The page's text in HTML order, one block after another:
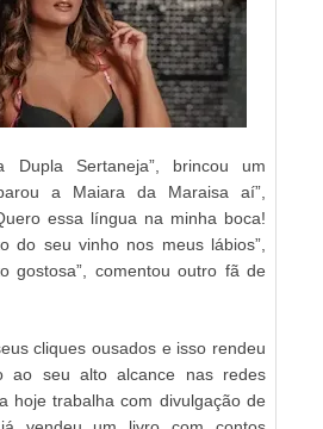
Dupla Sertaneja”, brincou um
a Maiara da Maraisa aí”,
essa língua na minha boca!
do seu vinho nos meus lábios”,
gostosa”, comentou outro fã de
cliques ousados e isso rendeu
ao seu alto alcance nas redes
hoje trabalha com divulgação de